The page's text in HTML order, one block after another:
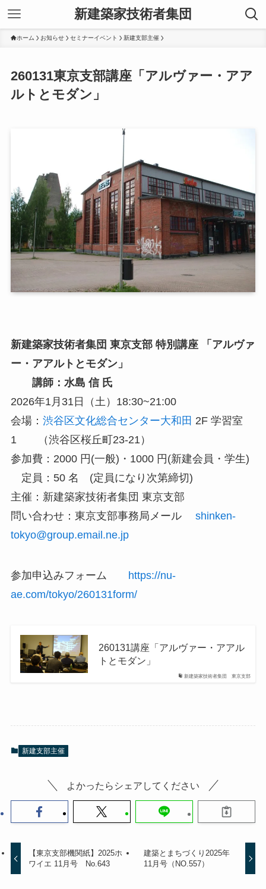
新建築家技術者集団
ホーム お知らせ セミナーイベント 新建支部主催
260131東京支部講座「アルヴァー・アア
ルトとモダン」
新建築家技術者集団 東京支部 特別講座 「アルヴァ
ー・アアルトとモダン」
講師：水島 信 氏
2026年1月31日（土）18:30~21:00
会場： 渋谷区文化総合センター大和田 2F 学習室
1 （渋谷区桜丘町23-21）
参加費：2000 円(一般)・1000 円(新建会員・学生)
定員：50 名 (定員になり次第締切)
主催：新建築家技術者集団 東京支部
問い合わせ：東京支部事務局メール shinken-
tokyo@group.email.ne.jp
参加申込みフォーム https://nu-
ae.com/tokyo/260131form/
新建築家技術者集団 東京支部
260131講座「アルヴァー・アアル
トとモダン」
新建支部主催
よかったらシェアしてください
【東京支部機関紙】2025ホ
ワイエ 11月号 No.643
建築とまちづくり2025年
11月号（NO.557）